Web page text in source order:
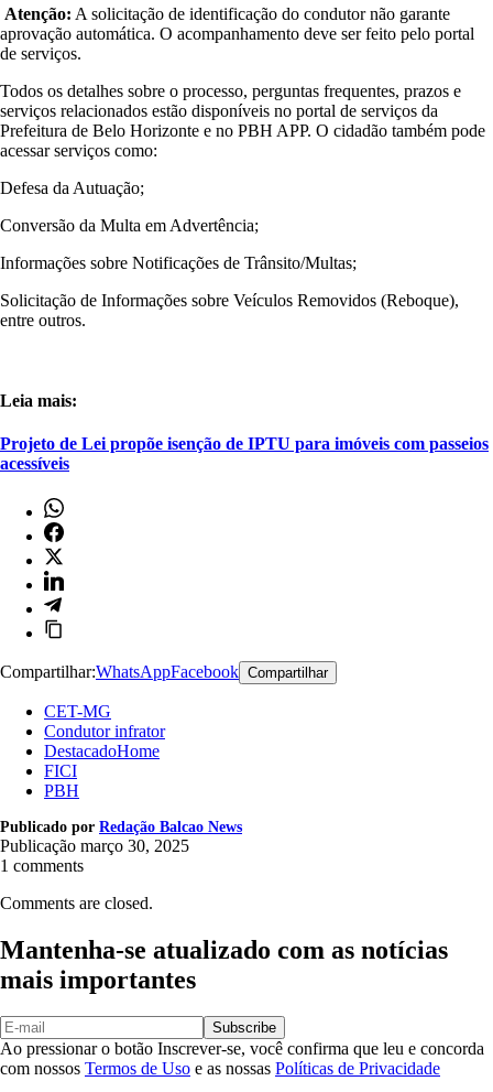
Atenção: A solicitação de identificação do condutor não garante
aprovação automática. O acompanhamento deve ser feito pelo portal
de serviços.
Todos os detalhes sobre o processo, perguntas frequentes, prazos e
serviços relacionados estão disponíveis no portal de serviços da
Prefeitura de Belo Horizonte e no PBH APP. O cidadão também pode
acessar serviços como:
Defesa da Autuação;
Conversão da Multa em Advertência;
Informações sobre Notificações de Trânsito/Multas;
Solicitação de Informações sobre Veículos Removidos (Reboque),
entre outros.
Leia mais:
Projeto de Lei propõe isenção de IPTU para imóveis com passeios
acessíveis
Compartilhar:WhatsAppFacebook Compartilhar
CET-MG
Condutor infrator
DestacadoHome
FICI
PBH
Publicado por Redação Balcao News
Publicação março 30, 2025
1 comments
Comments are closed.
Mantenha-se atualizado com as notícias
mais importantes
Subscribe
Ao pressionar o botão Inscrever-se, você confirma que leu e concorda
com nossos Termos de Uso e as nossas Políticas de Privacidade